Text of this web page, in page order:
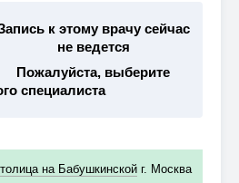
к этому врачу сейчас
не ведется
Пожалуйста, выберите
специалиста
на Бабушкинской г. Москва